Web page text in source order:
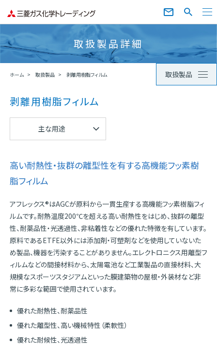
取扱製品詳細
ホーム 取扱製品 剥離用樹脂フィルム 取扱製品
剥離用樹脂フィルム
主な用途
高い耐熱性・抜群の離型性を有する高機能フッ素樹
脂フィルム
アフレックス®はAGCが原料から一貫生産する高機能フッ素樹脂フィ
ルムです。耐熱温度200℃を超える高い耐熱性をはじめ、抜群の離型
性、耐薬品性・光透過性、非粘着性などの優れた特徴を有しています。
原料であるETFE以外には添加剤・可塑剤などを使用していないた
め製品、機器を汚染することがありません。エレクトロニクス用離型フ
ィルムなどの間接材料から、太陽電池など工業製品の直接材料、大
規模なスポーツスタジアムといった膜建築物の屋根・外装材など非
常に多彩な範囲で使用されています。
優れた耐熱性、耐薬品性
優れた離型性、高い機械特性（柔軟性）
優れた耐候性、光透過性